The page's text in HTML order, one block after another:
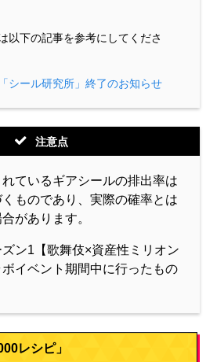
以下の記事を参考にしてくださ
シール研究所」終了のお知らせ
注意点
ているギアシールの排出率は
ものであり、実際の確率とは
があります。
ン1【歌舞伎×資産性ミリオン
イベント期間中に行ったもの
レシピ」